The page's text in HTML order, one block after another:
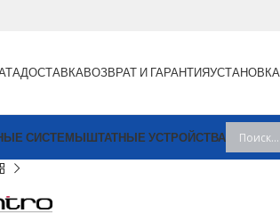
ДОСТАВКАВОЗВРАТ И ГАРАНТИЯУСТАНОВКА
СИСТЕМЫШТАТНЫЕ УСТРОЙСТВА